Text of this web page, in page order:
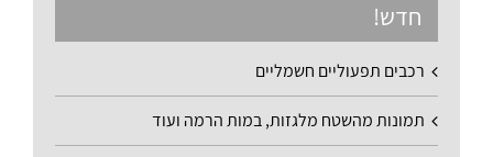
חדש!
רכבים תפעוליים חשמליים
תמונות מהשטח מלגזות, במות הרמה ועוד